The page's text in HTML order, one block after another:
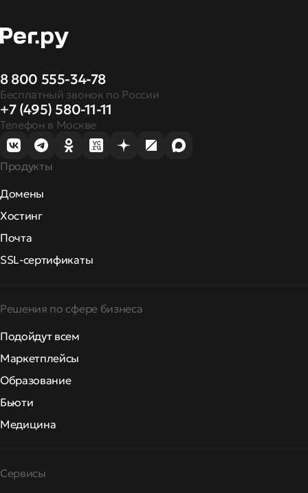
8 800 555-34-78
Бесплатный звонок по России
+7 (495) 580-11-11
Телефон в Москве
Продукты
Домены
Хостинг
Почта
SSL-сертификаты
Решения по сфере бизнеса
Подойдут всем
Маркетплейсы
Образование
Бьюти
Медицина
Сервисы